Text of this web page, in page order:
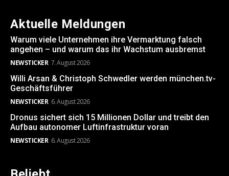
Aktuelle Meldungen
Warum viele Unternehmen ihre Vermarktung falsch
angehen – und warum das ihr Wachstum ausbremst
NEWSTICKER 7. August 2026
Willi Arsan & Christoph Schwedler werden münchen.tv-
Geschäftsführer
NEWSTICKER 6. August 2026
Dronus sichert sich 15 Millionen Dollar und treibt den
Aufbau autonomer Luftinfrastruktur voran
NEWSTICKER 6. August 2026